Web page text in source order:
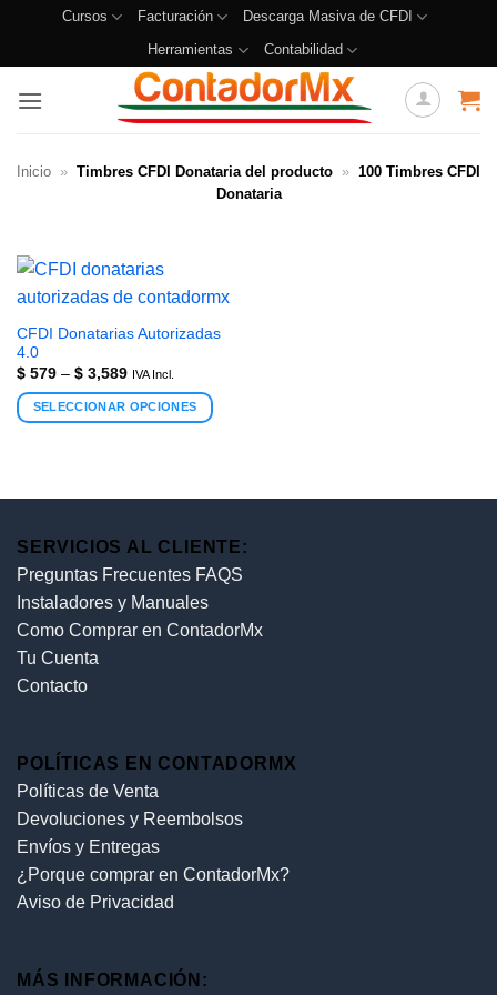
Cursos Facturación
Descarga Masiva de CFDI
Herramientas
Contabilidad
Inicio » Timbres CFDI Donataria del producto » 100 Timbres CFDI
Donataria
CFDI Donatarias Autorizadas
4.0
$579 – $3,589 IVA Incl.
SELECCIONAR OPCIONES
SERVICIOS AL CLIENTE:
Preguntas Frecuentes FAQS
Instaladores y Manuales
Como Comprar en ContadorMx
Tu Cuenta
Contacto
POLÍTICAS EN CONTADORMX
Políticas de Venta
Devoluciones y Reembolsos
Envíos y Entregas
¿Porque comprar en ContadorMx?
Aviso de Privacidad
MÁS INFORMACIÓN: